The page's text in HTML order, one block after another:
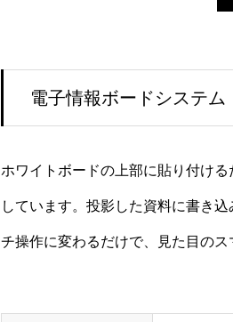
電子情報ボードシステム
ホワイトボードの上部に貼り付け
しています。投影した資料に書き
チ操作に変わるだけで、見た目のス